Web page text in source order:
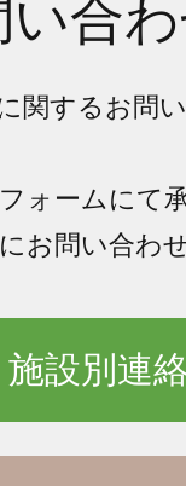
合
関するお問
ォームにて
お問い合わ
設別連